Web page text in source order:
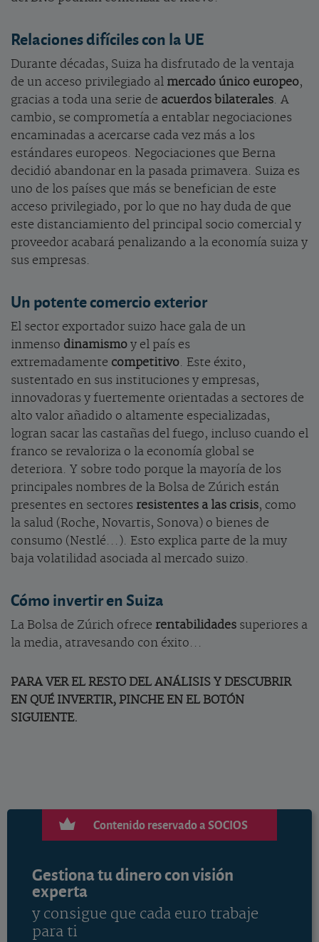
Relaciones difíciles con la UE
Durante décadas, Suiza ha disfrutado de la ventaja
de un acceso privilegiado al mercado único europeo,
gracias a toda una serie de acuerdos bilaterales. A
cambio, se comprometía a entablar negociaciones
encaminadas a acercarse cada vez más a los
estándares europeos. Negociaciones que Berna
decidió abandonar en la pasada primavera. Suiza es
uno de los países que más se benefician de este
acceso privilegiado, por lo que no hay duda de que
este distanciamiento del principal socio comercial y
proveedor acabará penalizando a la economía suiza y
sus empresas.
Un potente comercio exterior
El sector exportador suizo hace gala de un
inmenso dinamismo y el país es
extremadamente competitivo. Este éxito,
sustentado en sus instituciones y empresas,
innovadoras y fuertemente orientadas a sectores de
alto valor añadido o altamente especializadas,
logran sacar las castañas del fuego, incluso cuando el
franco se revaloriza o la economía global se
deteriora. Y sobre todo porque la mayoría de los
principales nombres de la Bolsa de Zúrich están
presentes en sectores resistentes a las crisis, como
la salud (Roche, Novartis, Sonova) o bienes de
consumo (Nestlé...). Esto explica parte de la muy
baja volatilidad asociada al mercado suizo.
Cómo invertir en Suiza
La Bolsa de Zúrich ofrece rentabilidades superiores a
la media, atravesando con éxito...
PARA VER EL RESTO DEL ANÁLISIS Y DESCUBRIR
EN QUÉ INVERTIR, PINCHE EN EL BOTÓN
SIGUIENTE.
Contenido reservado a SOCIOS
Gestiona tu dinero con visión
experta
y consigue que cada euro trabaje
para ti